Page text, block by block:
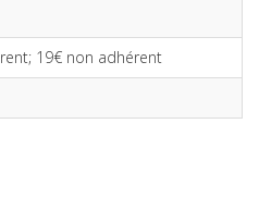
19€ non adhérent